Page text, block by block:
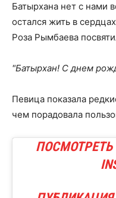
Батырхана нет с нами
остался жить в
Роза Рымбаева
"Батырхан! С днем
Певица показала
чем порадовала